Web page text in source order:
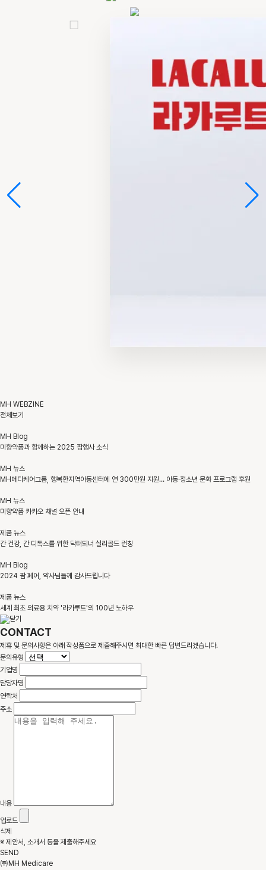
MH WEBZINE
전체보기
MH Blog
미향약품과 함께하는 2025 팜행사 소식
MH 뉴스
MH메디케어그룹, 행복한지역아동센터에 연 300만원 지원… 아동·청소년 문화 프로그램 후원
MH 뉴스
미향약품 카카오 채널 오픈 안내
제품 뉴스
간 건강, 간 디톡스를 위한 닥터되너 실리골드 런칭
MH Blog
2024 팜 페어, 약사님들께 감사드립니다
제품 뉴스
세계 최초 의료용 치약 '라카루트'의 100년 노하우
CONTACT
제휴 및 문의사항은 아래 작성폼으로 제출해주시면 최대한 빠른 답변드리겠습니다.
문의유형
기업명
담당자명
연락처
주소
내용
업로드
삭제
※ 제안서, 소개서 등을 제출해주세요
SEND
㈜MH Medicare